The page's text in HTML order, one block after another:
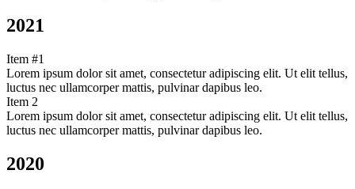
2021
Item #1
Lorem ipsum dolor sit amet, consectetur adipiscing elit. Ut elit tellus,
luctus nec ullamcorper mattis, pulvinar dapibus leo.
Item 2
Lorem ipsum dolor sit amet, consectetur adipiscing elit. Ut elit tellus,
luctus nec ullamcorper mattis, pulvinar dapibus leo.
2020